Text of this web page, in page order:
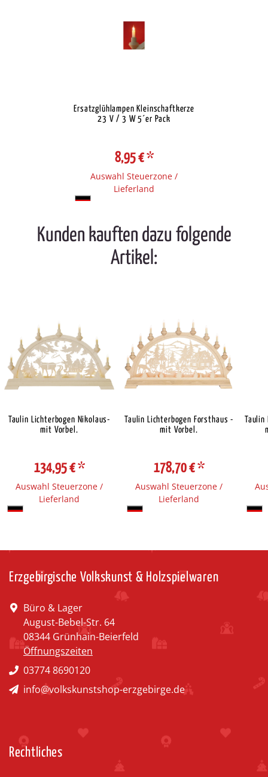
Ersatzglühlampen Kleinschaftkerze
23 V / 3 W 5´er Pack
8,95 €*
Auswahl Steuerzone /
Lieferland
Kunden kauften dazu folgende
Artikel:
Taulin Lichterbogen Nikolaus-
mit Vorbel.
134,95 €*
Auswahl Steuerzone /
Lieferland
Taulin Lichterbogen Forsthaus -
mit Vorbel.
178,70 €*
Auswahl Steuerzone /
Lieferland
Erzgebirgische Volkskunst & Holzspielwaren
Büro & Lager
August-Bebel-Str. 64
08344 Grünhain-Beierfeld
Öffnungszeiten
03774 8690120
info@volkskunstshop-erzgebirge.de
Rechtliches